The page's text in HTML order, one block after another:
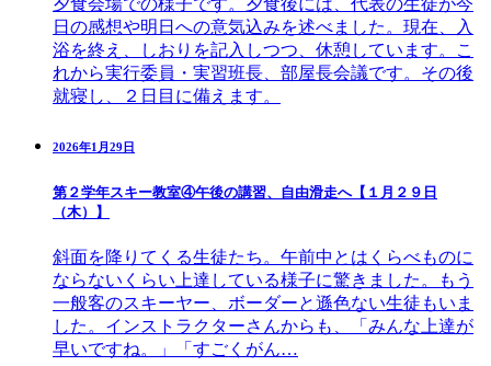
日の感想や明日への意気込みを述べました。現在、入
浴を終え、しおりを記入しつつ、休憩しています。こ
れから実行委員・実習班長、部屋長会議です。その後
就寝し、２日目に備えます。
2026年1月29日
第２学年スキー教室④午後の講習、自由滑走へ【１月２９日
（木）】
斜面を降りてくる生徒たち。午前中とはくらべものに
ならないくらい上達している様子に驚きました。もう
一般客のスキーヤー、ボーダーと遜色ない生徒もいま
した。インストラクターさんからも、「みんな上達が
早いですね。」「すごくがん…